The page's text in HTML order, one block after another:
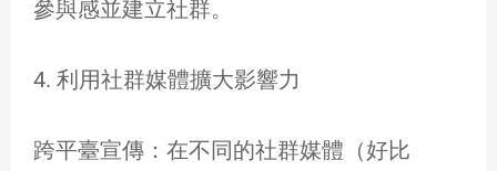
參與感並建立社群。
4. 利用社群媒體擴大影響力
跨平臺宣傳：在不同的社群媒體（好比